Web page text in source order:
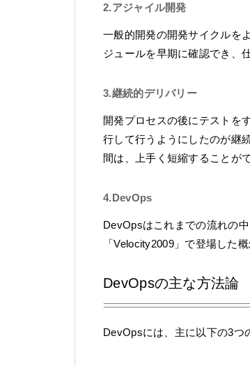
2.アジャイル開発
一般的開発の開発サイクルを
ジュールを早期に確認でき、
3.継続的デリバリー
開発プロセスの後にテストを
行して行うようにしたのが継
間は、上手く短縮することが
4.DevOps
DevOpsはこれまでの流れの
「Velocity2009」で登場した概
DevOpsの主な方法論
DevOpsには、主に以下の3つ